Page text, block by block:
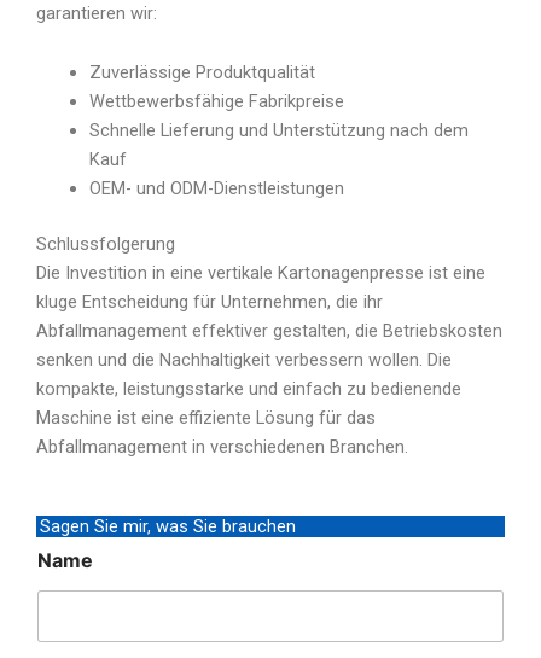
garantieren wir:
Zuverlässige Produktqualität
Wettbewerbsfähige Fabrikpreise
Schnelle Lieferung und Unterstützung nach dem
Kauf
OEM- und ODM-Dienstleistungen
Schlussfolgerung
Die Investition in eine vertikale Kartonagenpresse ist eine
kluge Entscheidung für Unternehmen, die ihr
Abfallmanagement effektiver gestalten, die Betriebskosten
senken und die Nachhaltigkeit verbessern wollen. Die
kompakte, leistungsstarke und einfach zu bedienende
Maschine ist eine effiziente Lösung für das
Abfallmanagement in verschiedenen Branchen.
Sagen Sie mir, was Sie brauchen
Name